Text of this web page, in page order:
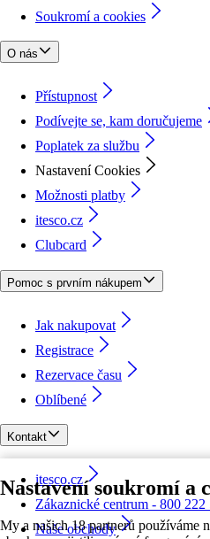
Nastavení soukromí a
My a našich 18 partnerů používáme
Soukromí a cookies
O nás
Přístupnost
Podívejte se, kam doručujeme
Poplatek za službu
Nastavení Cookies
Možnosti platby
itesco.cz
Clubcard
Pomoc s prvním nákupem
Jak nakupovat
Registrace
Rezervace času
Oblíbené
Kontakt
itesco.cz
Zákaznické centrum - 800 222
Naše obchody